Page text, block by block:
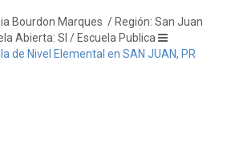
Bourdon Marques / Región: San Juan
Abierta: SI / Escuela Publica
de Nivel Elemental en SAN JUAN, PR